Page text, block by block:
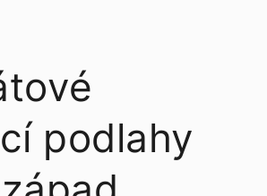
podlahy